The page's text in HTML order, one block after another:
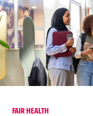
FAIR HEALTH